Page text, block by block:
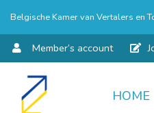
Belgische Kamer van Vertalers en
Member’s account
Skip
HOME